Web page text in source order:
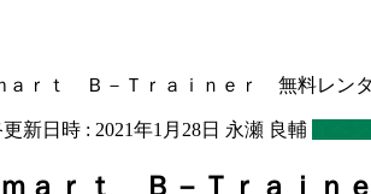
ｒｔ Ｂ－Ｔｒａｉｎｅｒ 無料レンタ
新日時 : 2021年1月28日 永瀬 良輔
ａｒｔ Ｂ－Ｔｒａｉｎ